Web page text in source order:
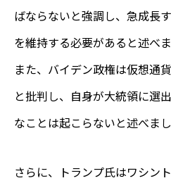
ばならないと強調し、急成長
を維持する必要があると述べま
また、バイデン政権は仮想通
と批判し、自身が大統領に選
なことは起こらないと述べまし
さらに、トランプ氏はワシン